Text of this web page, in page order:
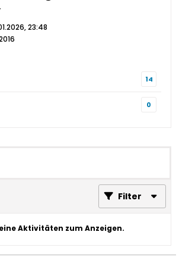
23:48
14
0
Filter
Aktivitäten zum Anzeigen.